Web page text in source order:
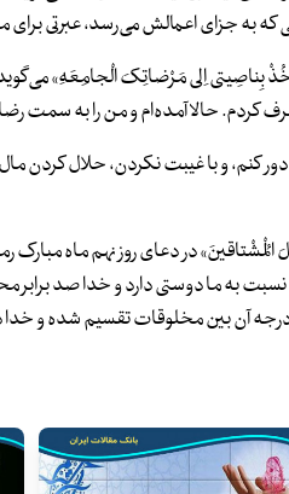
که به جزای اعمالش می‌رسد، عبرتی
بِناصِیتی اِلی مَرْضاتِکَ الْجامِعَهِ»
کردم. حالا آمده‌ام و من را به
کنم، و با غیبت نکردن، حلال کردن
الْمُشْتاقینَ» در دعای روز نهم ماه
به ما دوستی دارد و خدا صد برابر
آن بین مخلوقات تقسیم شده و خدا